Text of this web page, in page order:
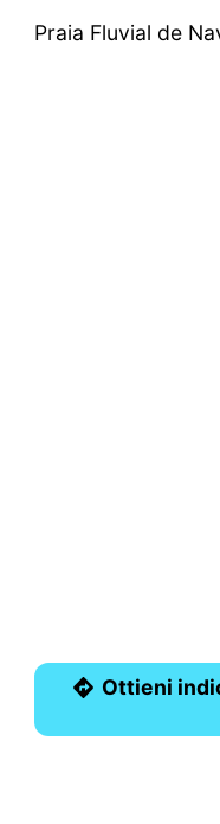
Praia Fluvial de
Ottieni